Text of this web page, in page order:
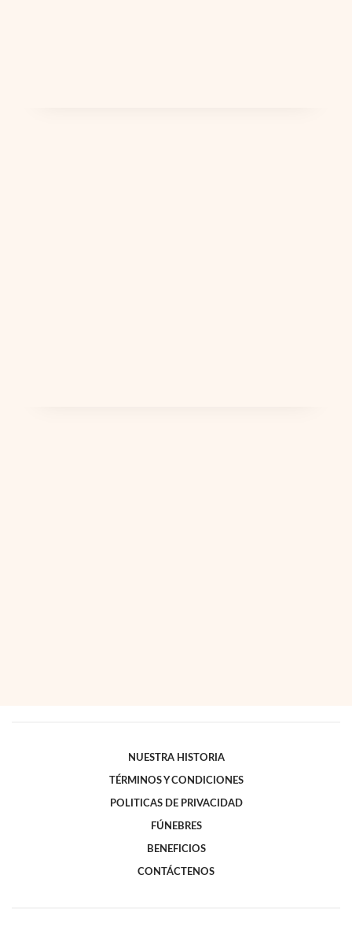
NUESTRA HISTORIA
TÉRMINOS Y CONDICIONES
POLITICAS DE PRIVACIDAD
FÚNEBRES
BENEFICIOS
CONTÁCTENOS